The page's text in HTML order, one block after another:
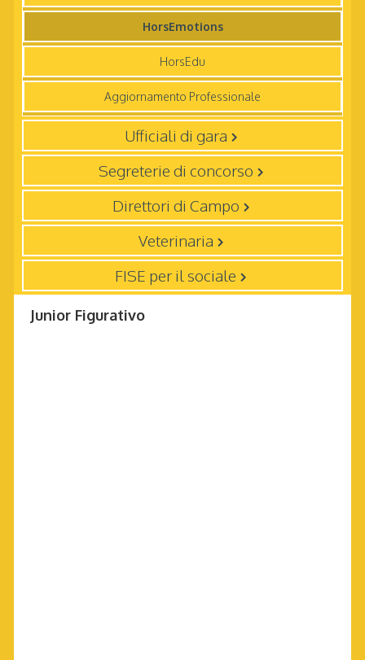
HorsEmotions
HorsEdu
Aggiornamento Professionale
Ufficiali di gara
Segreterie di concorso
Direttori di Campo
Veterinaria
FISE per il sociale
Junior Figurativo